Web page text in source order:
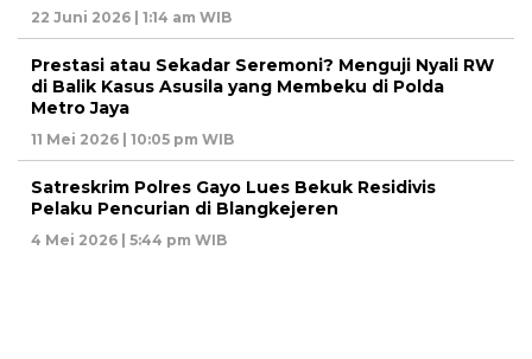
22 Juni 2026 | 1:14 am WIB
Prestasi atau Sekadar Seremoni? Menguji Nyali RW
di Balik Kasus Asusila yang Membeku di Polda
Metro Jaya
11 Mei 2026 | 10:05 pm WIB
Satreskrim Polres Gayo Lues Bekuk Residivis
Pelaku Pencurian di Blangkejeren
4 Mei 2026 | 5:44 pm WIB